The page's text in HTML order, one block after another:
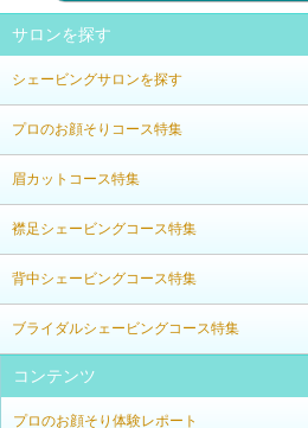
サロンを探す
シェービングサロンを探す
プロのお顔そりコース特集
眉カットコース特集
襟足シェービングコース特集
背中シェービングコース特集
ブライダルシェービングコース特集
コンテンツ
プロのお顔そり体験レポート